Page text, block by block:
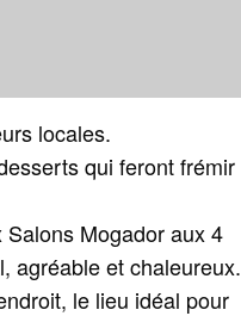
locales.
qui feront frémir
Mogador aux 4
agréable et chaleureux.
le lieu idéal pour